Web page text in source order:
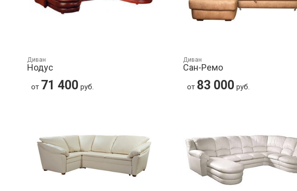
Диван
Нодус
от 71 400 руб.
Диван
Сан-Ремо
от 83 000 руб.